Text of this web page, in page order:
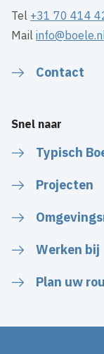
Tel +31 70 414
Mail
Contact
Snel naar
Typisch
Projecten
Werken bij
Plan uw